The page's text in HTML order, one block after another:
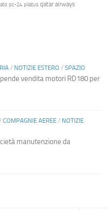
pc-24 pilatus qatar airways
/ NOTIZIE ESTERO / SPAZIO
vendita motori RD180 per
COMPAGNIE AEREE / NOTIZIE
manutenzione da